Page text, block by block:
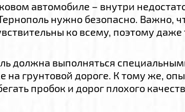
автомобиле – внутри
нужно безопасно. Важно,
ко всему, поэтому
должна выполняться
грунтовой дороге. К тому же,
пробок и дорог плохого